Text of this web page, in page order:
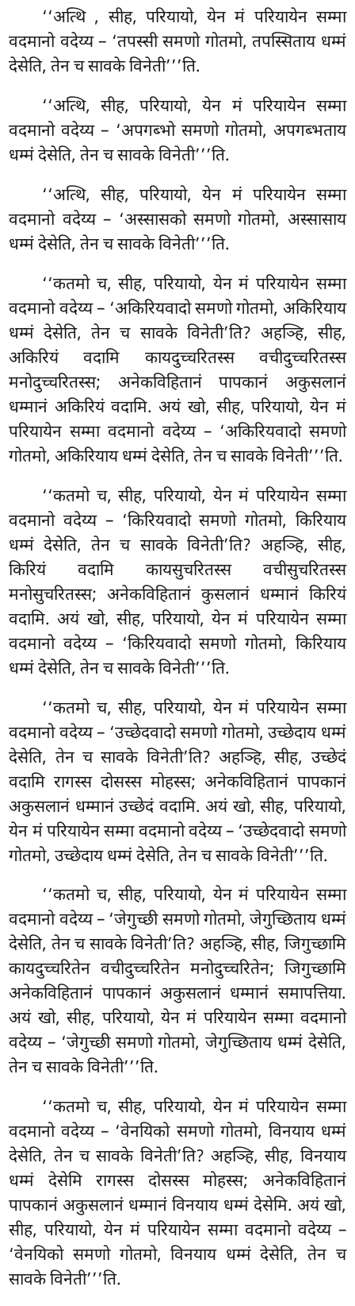
‘‘अत्थि , सीह, परियायो, येन मं परियायेन सम्मा
वदमानो वदेय्य – ‘तपस्सी समणो गोतमो, तपस्सिताय धम्मं
देसेति, तेन च सावके विनेती’’’ति.
‘‘अत्थि, सीह, परियायो, येन मं परियायेन सम्मा
वदमानो वदेय्य – ‘अपगब्भो समणो गोतमो, अपगब्भताय
धम्मं देसेति, तेन च सावके विनेती’’’ति.
‘‘अत्थि, सीह, परियायो, येन मं परियायेन सम्मा
वदमानो वदेय्य – ‘अस्सासको समणो गोतमो, अस्सासाय
धम्मं देसेति, तेन च सावके विनेती’’’ति.
‘‘कतमो च, सीह, परियायो, येन मं परियायेन सम्मा
वदमानो वदेय्य – ‘अकिरियवादो समणो गोतमो, अकिरियाय
धम्मं देसेति, तेन च सावके विनेती’ति? अहञ्हि, सीह,
अकिरियं वदामि कायदुच्चरितस्स वचीदुच्चरितस्स
मनोदुच्चरितस्स; अनेकविहितानं पापकानं अकुसलानं
धम्मानं अकिरियं वदामि. अयं खो, सीह, परियायो, येन मं
परियायेन सम्मा वदमानो वदेय्य – ‘अकिरियवादो समणो
गोतमो, अकिरियाय धम्मं देसेति, तेन च सावके विनेती’’’ति.
‘‘कतमो च, सीह, परियायो, येन मं परियायेन सम्मा
वदमानो वदेय्य – ‘किरियवादो समणो गोतमो, किरियाय
धम्मं देसेति, तेन च सावके विनेती’ति? अहञ्हि, सीह,
किरियं वदामि कायसुचरितस्स वचीसुचरितस्स
मनोसुचरितस्स; अनेकविहितानं कुसलानं धम्मानं किरियं
वदामि. अयं खो, सीह, परियायो, येन मं परियायेन सम्मा
वदमानो वदेय्य – ‘किरियवादो समणो गोतमो, किरियाय
धम्मं देसेति, तेन च सावके विनेती’’’ति.
‘‘कतमो च, सीह, परियायो, येन मं परियायेन सम्मा
वदमानो वदेय्य – ‘उच्छेदवादो समणो गोतमो, उच्छेदाय धम्मं
देसेति, तेन च सावके विनेती’ति? अहञ्हि, सीह, उच्छेदं
वदामि रागस्स दोसस्स मोहस्स; अनेकविहितानं पापकानं
अकुसलानं धम्मानं उच्छेदं वदामि. अयं खो, सीह, परियायो,
येन मं परियायेन सम्मा वदमानोवदेय्य – ‘उच्छेदवादो समणो
गोतमो, उच्छेदाय धम्मं देसेति, तेन च सावके विनेती’’’ति.
‘‘कतमो च, सीह, परियायो, येन मं परियायेन सम्मा
वदमानो वदेय्य – ‘जेगुच्छी समणो गोतमो, जेगुच्छिताय धम्मं
देसेति, तेन च सावके विनेती’ति? अहञ्हि, सीह, जिगुच्छामि
कायदुच्चरितेन वचीदुच्चरितेन मनोदुच्चरितेन; जिगुच्छामि
अनेकविहितानं पापकानं अकुसलानं धम्मानं समापत्तिया.
अयं खो, सीह, परियायो, येन मं परियायेन सम्मा वदमानो
वदेय्य – ‘जेगुच्छी समणो गोतमो, जेगुच्छिताय धम्मं देसेति,
तेन च सावके विनेती’’’ति.
‘‘कतमो च, सीह, परियायो, येन मं परियायेन सम्मा
वदमानो वदेय्य – ‘वेनयिको समणो गोतमो, विनयाय धम्मं
देसेति, तेन च सावके विनेती’ति? अहञ्हि, सीह, विनयाय
धम्मं देसेमि रागस्स दोसस्स मोहस्स; अनेकविहितानं
पापकानं अकुसलानं धम्मानं विनयाय धम्मं देसेमि. अयं खो,
सीह, परियायो, येन मं परियायेन सम्मा वदमानो वदेय्य –
‘वेनयिको समणो गोतमो, विनयाय धम्मं देसेति, तेन च
सावके विनेती’’’ति.